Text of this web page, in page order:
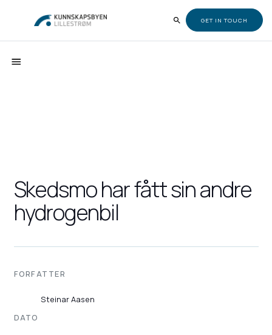
GET IN TOUCH
Skedsmo har fått sin andre
hydrogenbil
FORFATTER
Steinar Aasen
DATO